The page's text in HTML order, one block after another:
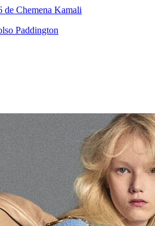
de Chemena Kamali
Paddington